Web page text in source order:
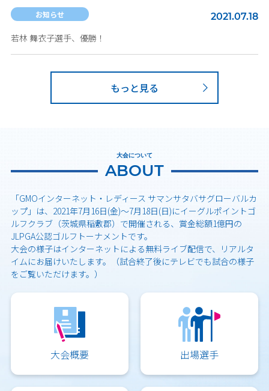
お知らせ 2021.07.18
若林 舞衣子選手、優勝！
もっと見る
大会について
ABOUT
「GMOインターネット・レディース サマンサタバサグローバルカ
ップ」は、2021年7月16日(金)～7月18日(日)にイーグルポイントゴ
ルフクラブ（茨城県稲敷郡）で開催される、賞金総額1億円の
JLPGA公認ゴルフトーナメントです。
大会の様子はインターネットによる無料ライブ配信で、リアルタ
イムにお届けいたします。（試合終了後にテレビでも試合の様子
をご覧いただけます。）
大会概要 出場選手